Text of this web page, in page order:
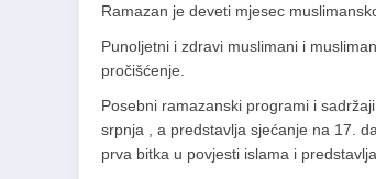
Ramazan je deveti mjesec
Punoljetni i zdravi muslimani i
pročišćenje.
Posebni ramazanski programi i
srpnja , a predstavlja sjećanje na 17.
prva bitka u povjesti islama i